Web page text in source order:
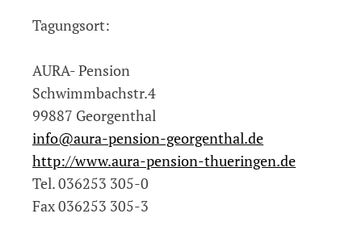
Tagungsort:
AURA- Pension
Schwimmbachstr.4
99887 Georgenthal
info@aura-pension-georgenthal.de
http://www.aura-pension-thueringen.de
Tel. 036253 305-0
Fax 036253 305-3